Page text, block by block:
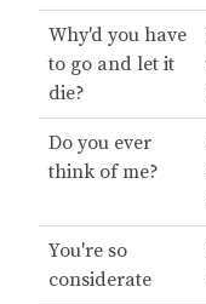
Why'd you have
to go and let it
die?
Do you ever
think of me?
You're so
considerate